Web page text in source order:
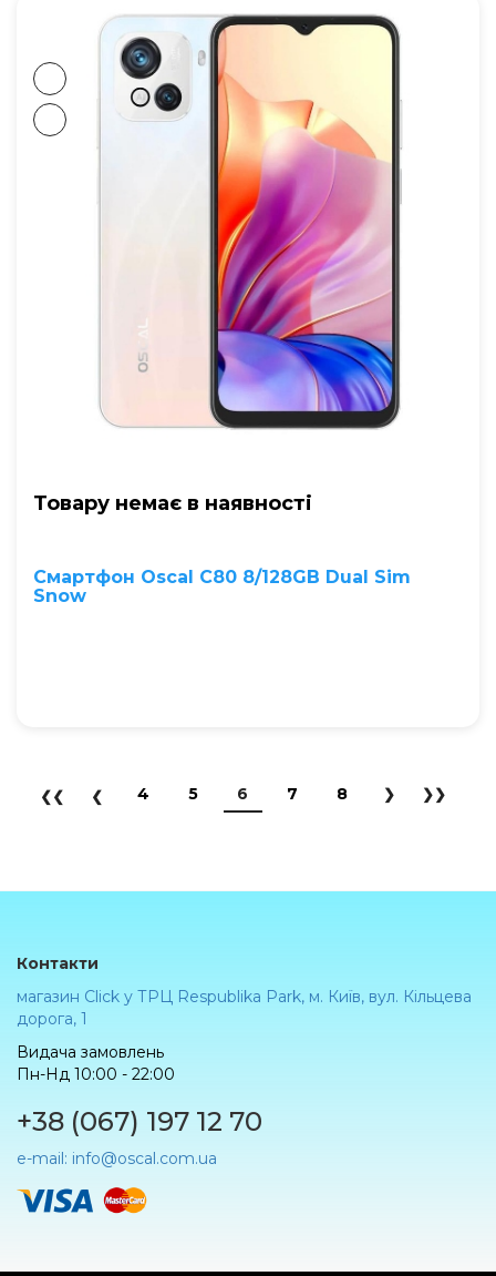
Товару немає в наявностi
Смартфон Oscal C80 8/128GB Dual Sim
Snow
4 5 6 7 8
Контакти
магазин Click у ТРЦ Respublika Park, м. Київ, вул. Кільцева
дорога, 1
Видача замовлень
Пн-Нд 10:00 - 22:00
+38 (067) 197 12 70
e-mail: info@oscal.com.ua